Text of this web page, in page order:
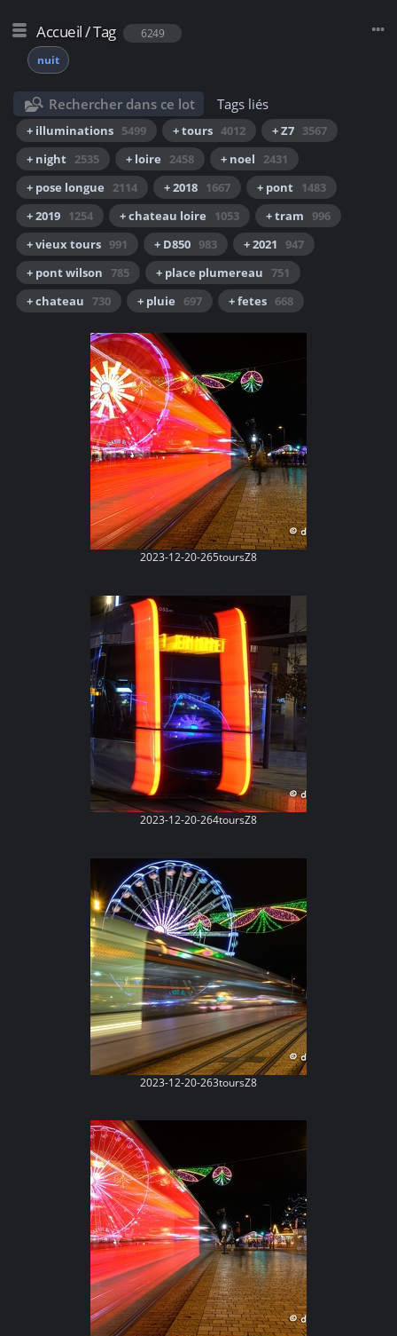
Accueil/Tag
6249
nuit
Rechercher dans ce lot Tags liés
+ illuminations 5499 + tours 4012 + Z7 3567
+ night 2535 + loire 2458 + noel
2431
+ pose longue
2114 + 2018 1667 + pont 1483
+ 2019 1254 + chateau loire 1053 + tram
996
+ vieux tours 991 + D850 983 + 2021
947
+ pont wilson 785 + place plumereau 751
+ chateau 730 + pluie 697 + fetes 668
2023-12-20-265toursZ8
2023-12-20-264toursZ8
2023-12-20-263toursZ8